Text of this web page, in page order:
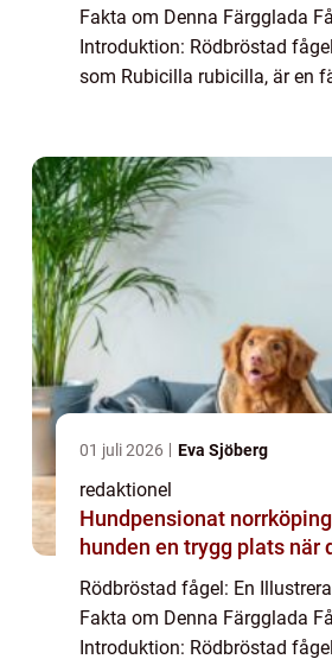
Fakta om Denna Färgglada
Introduktion: Rödbröstad
som Rubicilla rubicilla, är en
översi...
01 juli 2026 Eva Sjöberg
redaktionel
Hundpensionat norrköping så hittar
hunden en trygg plats när
Rödbröstad fågel: En
Fakta om Denna Färgglada
Introduktion: Rödbröstad